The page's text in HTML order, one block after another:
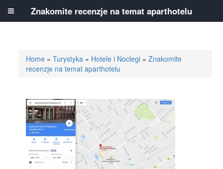
Home »Turystyka » Hotele i Noclegi »Znakomite
recenzje na temat aparthotelu
Znakomite recenzje na temat aparthotelu